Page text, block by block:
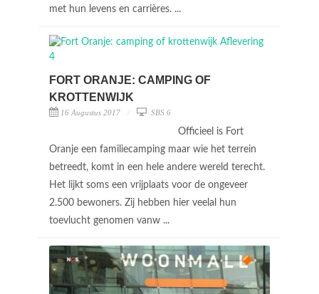
met hun levens en carrières. ...
FORT ORANJE: CAMPING OF
KROTTENWIJK
16 Augustus 2017 SBS 6
Officieel is Fort
Oranje een familiecamping maar wie het terrein
betreedt, komt in een hele andere wereld terecht.
Het lijkt soms een vrijplaats voor de ongeveer
2.500 bewoners. Zij hebben hier veelal hun
toevlucht genomen vanw ...